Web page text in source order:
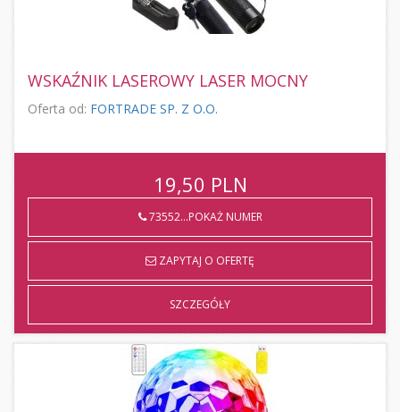
WSKAŹNIK LASEROWY LASER MOCNY
Oferta od: FORTRADE SP. Z O.O.
19,50 PLN
73552...POKAŻ NUMER
ZAPYTAJ O OFERTĘ
SZCZEGÓŁY